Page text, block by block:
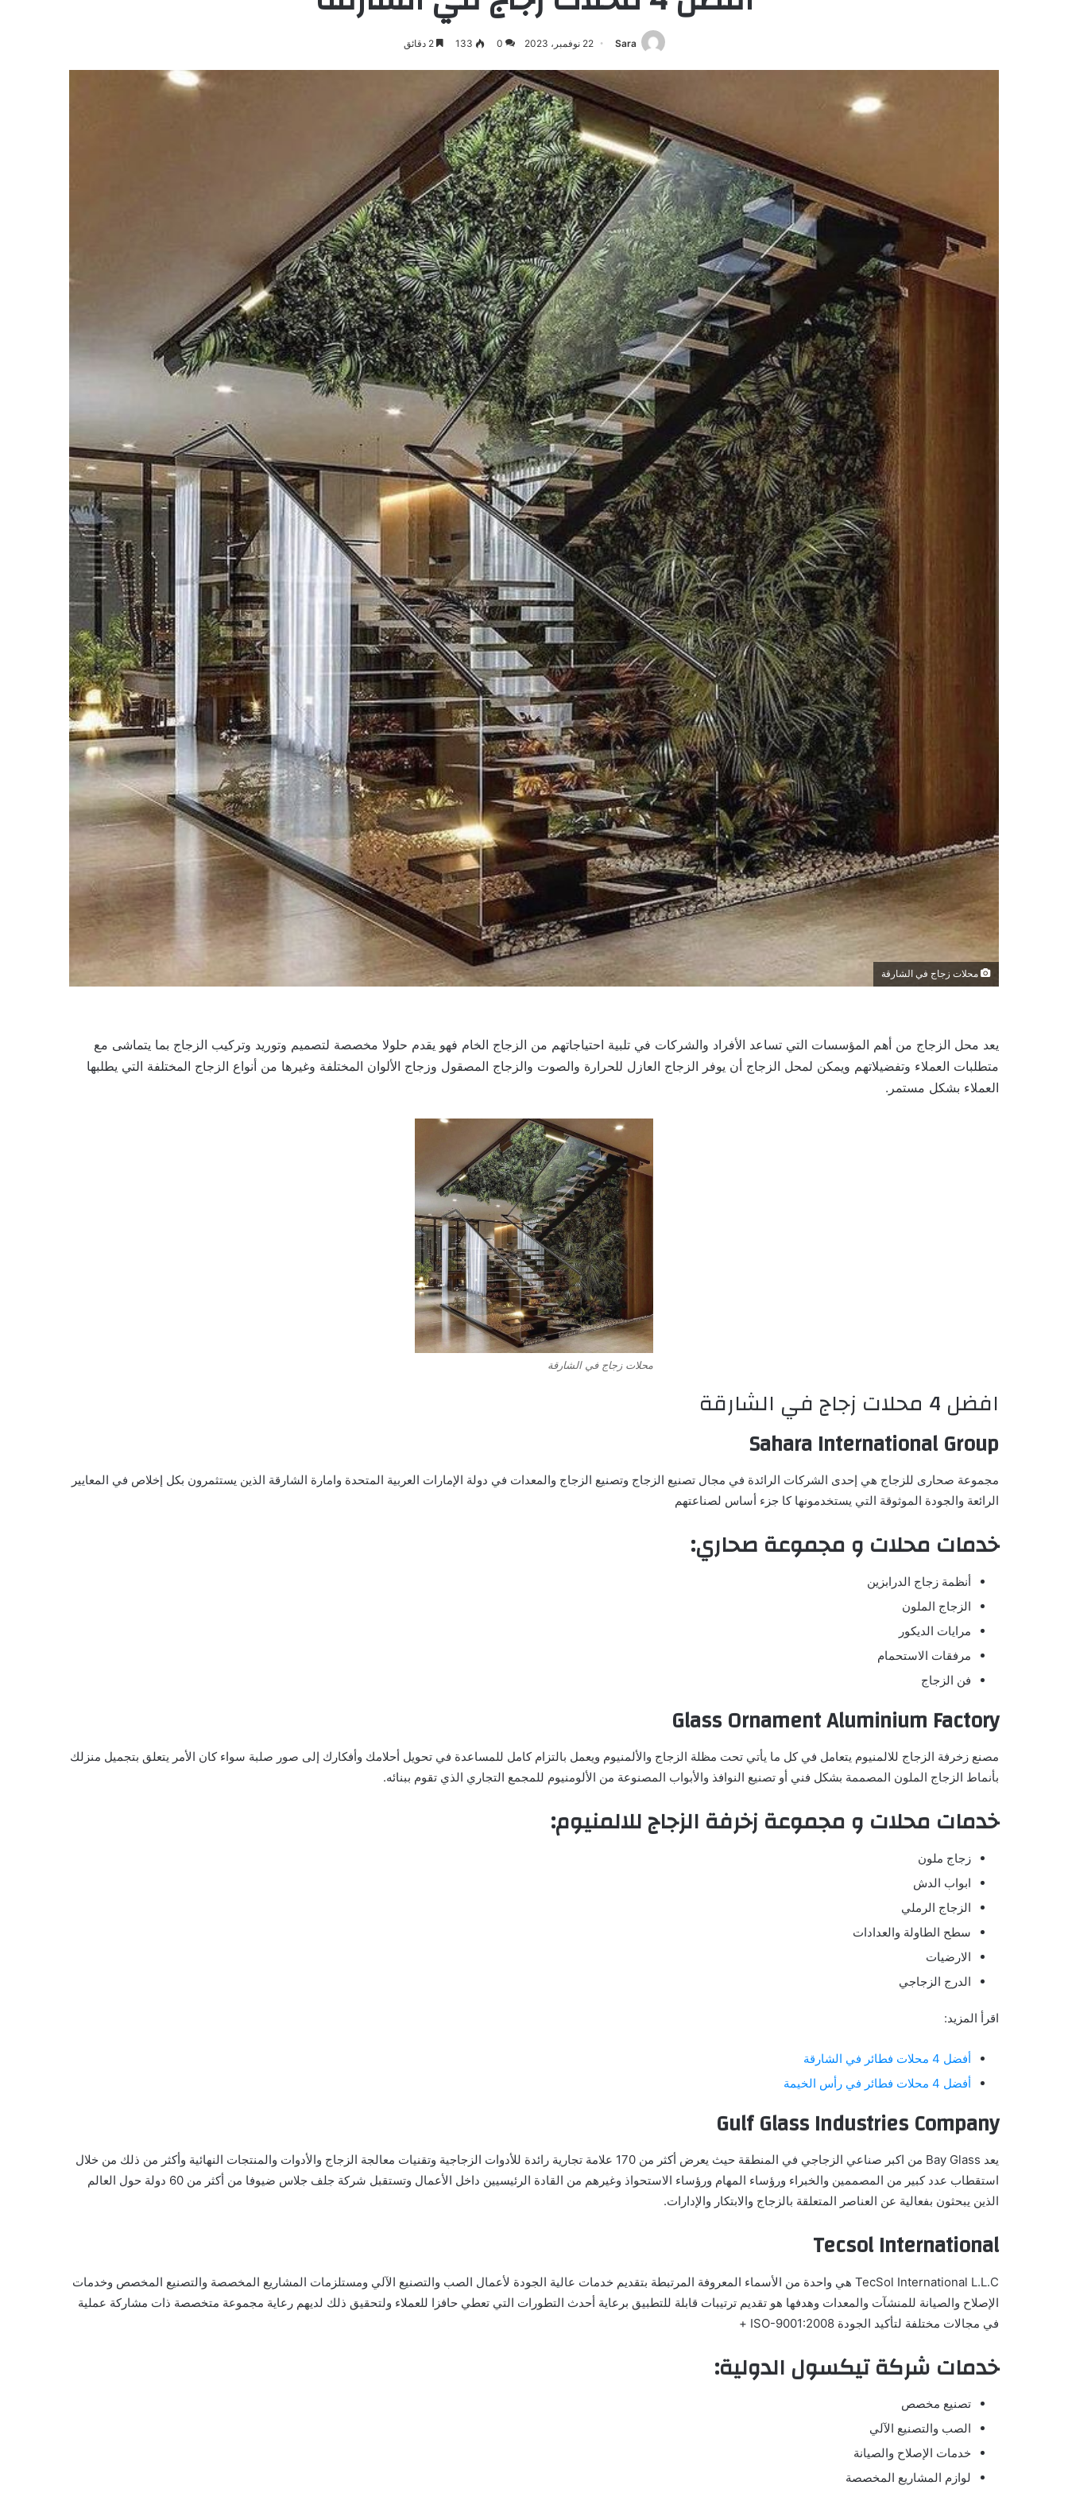
Sara 22 نوفمبر، 2023 0
133 2 دقائق
محلات زجاج في الشارقة
يعد محل الزجاج من أهم المؤسسات التي تساعد الأفراد والشركات في تلبية احتياجاتهم من الزجاج الخام فهو يقدم حلولا مخصصة لتصميم وتوريد وتركيب الزجاج بما يتماشى مع
متطلبات العملاء وتفضيلاتهم ويمكن لمحل الزجاج أن يوفر الزجاج العازل للحرارة والصوت والزجاج المصقول وزجاج الألوان المختلفة وغيرها من أنواع الزجاج المختلفة التي يطلبها
العملاء بشكل مستمر.
محلات زجاج في الشارقة
افضل 4 محلات زجاج في الشارقة
Sahara International Group
مجموعة صحارى للزجاج هي إحدى الشركات الرائدة في مجال تصنيع الزجاج وتصنيع الزجاج والمعدات في دولة الإمارات العربية المتحدة وامارة الشارقة الذين يستثمرون بكل إخلاص في المعايير
الرائعة والجودة الموثوقة التي يستخدمونها كا جزء أساس لصناعتهم
خدمات محلات و مجموعة صحاري:
أنظمة زجاج الدرابزين
الزجاج الملون
مرايات الديكور
مرفقات الاستحمام
فن الزجاج
Glass Ornament Aluminium Factory
مصنع زخرفة الزجاج للالمنيوم يتعامل في كل ما يأتي تحت مظلة الزجاج والألمنيوم ويعمل بالتزام كامل للمساعدة في تحويل أحلامك وأفكارك إلى صور صلبة سواء كان الأمر يتعلق بتجميل منزلك
بأنماط الزجاج الملون المصممة بشكل فني أو تصنيع النوافذ والأبواب المصنوعة من الألومنيوم للمجمع التجاري الذي تقوم ببنائه.
خدمات محلات و مجموعة زخرفة الزجاج للالمنيوم:
زجاج ملون
ابواب الدش
الزجاج الرملي
سطح الطاولة والعدادات
الارضيات
الدرج الزجاجي
اقرأ المزيد:
أفضل 4 محلات فطائر في الشارقة
أفضل 4 محلات فطائر في رأس الخيمة
Gulf Glass Industries Company
يعد Bay Glass من اكبر صناعي الزجاجي في المنطقة حيث يعرض أكثر من 170 علامة تجارية رائدة للأدوات الزجاجية وتقنيات معالجة الزجاج والأدوات والمنتجات النهائية وأكثر من ذلك من خلال
استقطاب عدد كبير من المصممين والخبراء ورؤساء المهام ورؤساء الاستحواذ وغيرهم من القادة الرئيسيين داخل الأعمال وتستقبل شركة جلف جلاس ضيوفا من أكثر من 60 دولة حول العالم
الذين يبحثون بفعالية عن العناصر المتعلقة بالزجاج والابتكار والإدارات.
Tecsol International
TecSol International L.L.C هي واحدة من الأسماء المعروفة المرتبطة بتقديم خدمات عالية الجودة لأعمال الصب والتصنيع الآلي ومستلزمات المشاريع المخصصة والتصنيع المخصص وخدمات
الإصلاح والصيانة للمنشآت والمعدات وهدفها هو تقديم ترتيبات قابلة للتطبيق برعاية أحدث التطورات التي تعطي حافزا للعملاء ولتحقيق ذلك لديهم رعاية مجموعة متخصصة ذات مشاركة عملية
في مجالات مختلفة لتأكيد الجودة ISO-9001:2008 +
خدمات شركة تيكسول الدولية:
تصنيع مخصص
الصب والتصنيع الآلي
خدمات الإصلاح والصيانة
لوازم المشاريع المخصصة